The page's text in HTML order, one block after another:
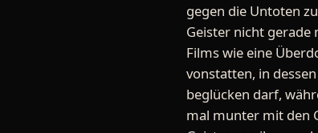
gegen die Untoten
Geister nicht gerade
Films wie eine
vonstatten, in
beglücken darf,
mal munter mit den